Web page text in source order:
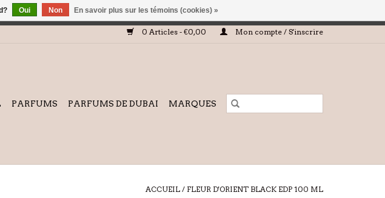
0 Articles - €0,00 Mon compte / S'inscrire
PARFUMS PARFUMS DE DUBAI MARQUES
ACCUEIL / FLEUR D'ORIENT BLACK EDP 100 ML
Oui Non En savoir plus sur les témoins (cookies) »
commande passée ne sera ni traitée, ni complétée.